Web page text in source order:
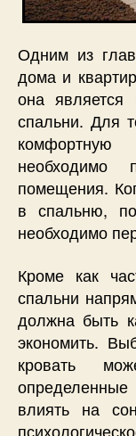
Одним из
дома и
она является
спальни. Для
необходимо
помещения.
в спальню,
необходимо
Кроме как
спальни
должна быть
экономить.
кровать
влиять на